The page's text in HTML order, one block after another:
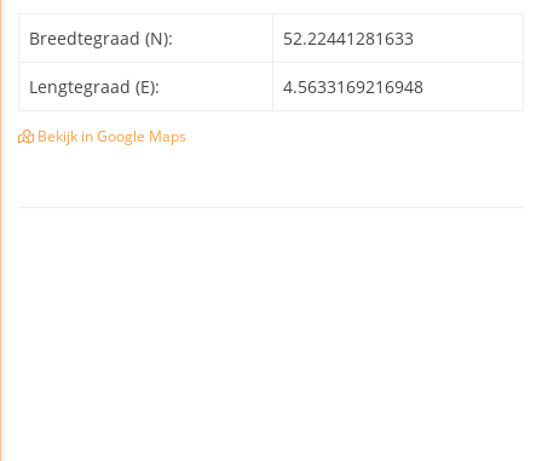
Breedtegraad (N): 52.22441281633
Lengtegraad (E): 4.5633169216948
Bekijk in Google Maps